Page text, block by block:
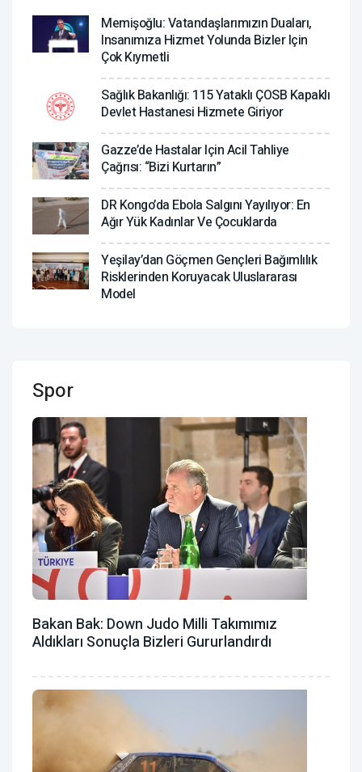
Memişoğlu: Vatandaşlarımızın Duaları,
Insanımıza Hizmet Yolunda Bizler Için
Çok Kıymetli
Sağlık Bakanlığı: 115 Yataklı ÇOSB Kapaklı
Devlet Hastanesi Hizmete Giriyor
Gazze’de Hastalar Için Acil Tahliye
Çağrısı: “Bizi Kurtarın”
DR Kongo’da Ebola Salgını Yayılıyor: En
Ağır Yük Kadınlar Ve Çocuklarda
Yeşilay’dan Göçmen Gençleri Bağımlılık
Risklerinden Koruyacak Uluslararası
Model
Spor
Bakan Bak: Down Judo Milli Takımımız
Aldıkları Sonuçla Bizleri Gururlandırdı